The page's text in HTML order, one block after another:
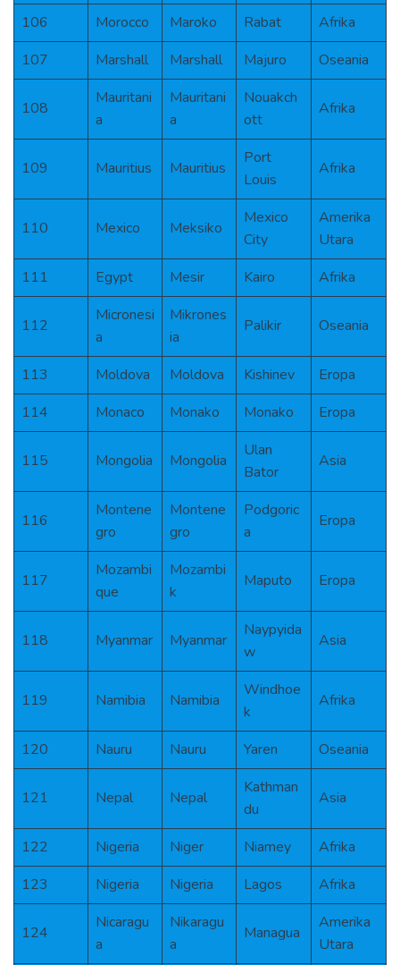
106 Morocco Maroko Rabat
Afrika
107
Marshall Marshall Majuro Oseania
108
Mauritani
a
Mauritani
a
Nouakch
ott
Afrika
109 Mauritius Mauritius
Port
Louis
Afrika
110 Mexico Meksiko
Mexico
City
Amerika
Utara
111
Egypt Mesir Kairo Afrika
112
Micronesi
a
Mikrones
ia
Palikir Oseania
113 Moldova Moldova Kishinev
Eropa
114
Monaco Monako Monako Eropa
115 Mongolia Mongolia
Ulan
Bator
Asia
116
Montene
gro
Montene
gro
Podgoric
a
Eropa
117
Mozambi
que
Mozambi
k
Maputo Eropa
118 Myanmar Myanmar
Naypyida
w
Asia
119 Namibia Namibia
Windhoe
k
Afrika
120 Nauru Nauru Yaren Oseania
121 Nepal Nepal
Kathman
du
Asia
122 Nigeria Niger Niamey
Afrika
123
Nigeria Nigeria Lagos Afrika
124
Nicaragu
a
Nikaragu
a
Managua
Amerika
Utara